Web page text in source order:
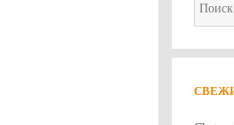
Найти: